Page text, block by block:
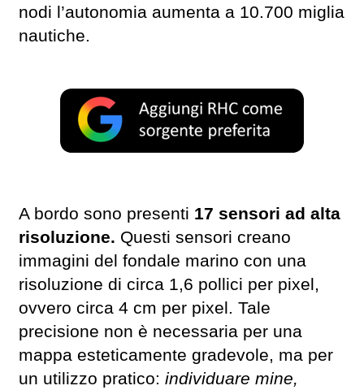
nodi l’autonomia aumenta a 10.700 miglia
nautiche.
A bordo sono presenti 17 sensori ad alta
risoluzione. Questi sensori creano
immagini del fondale marino con una
risoluzione di circa 1,6 pollici per pixel,
ovvero circa 4 cm per pixel. Tale
precisione non è necessaria per una
mappa esteticamente gradevole, ma per
un utilizzo pratico: individuare mine,